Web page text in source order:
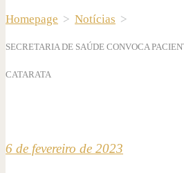
Homepage > Notícias >
SECRETARIA DE SAÚDE CONVOCA
CATARATA
6 de fevereiro de 2023